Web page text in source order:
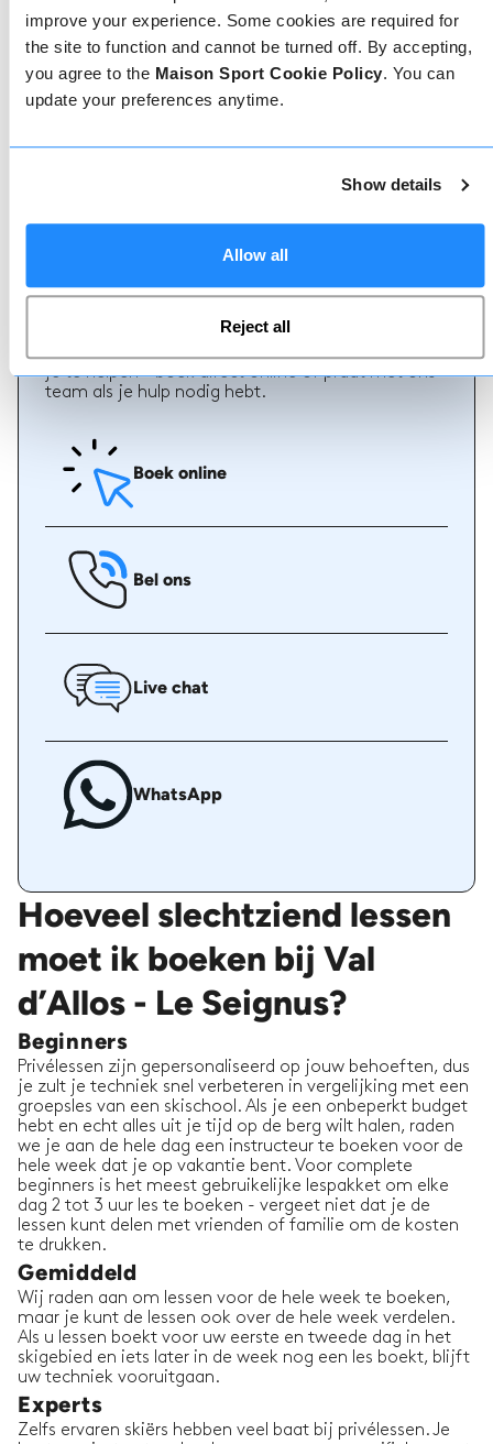
improve your experience. Some cookies are required for
the site to function and cannot be turned off. By accepting,
you agree to the Maison Sport Cookie Policy. You can
update your preferences anytime.
Show details
Allow all
Reject all
Geverifieerde reviews
onze leraren voor een 5-sterrenervaring.
Boeken
Boeken bij ons kan niet eenvoudiger, ons
je te helpen - boek direct online of praat met ons
team als je hulp nodig hebt.
Boek online
Bel ons
Live chat
WhatsApp
Hoeveel slechtziend lessen
moet ik boeken bij Val
d’Allos - Le Seignus?
Beginners
Privélessen zijn gepersonaliseerd op jouw behoeften, dus
je zult je techniek snel verbeteren in vergelijking met een
groepsles van een skischool. Als je een onbeperkt budget
hebt en echt alles uit je tijd op de berg wilt halen, raden
we je aan de hele dag een instructeur te boeken voor de
hele week dat je op vakantie bent. Voor complete
beginners is het meest gebruikelijke lespakket om elke
dag 2 tot 3 uur les te boeken - vergeet niet dat je de
lessen kunt delen met vrienden of familie om de kosten
te drukken.
Gemiddeld
Wij raden aan om lessen voor de hele week te boeken,
maar je kunt de lessen ook over de hele week verdelen.
Als u lessen boekt voor uw eerste en tweede dag in het
skigebied en iets later in de week nog een les boekt, blijft
uw techniek vooruitgaan.
Experts
Zelfs ervaren skiërs hebben veel baat bij privélessen. Je